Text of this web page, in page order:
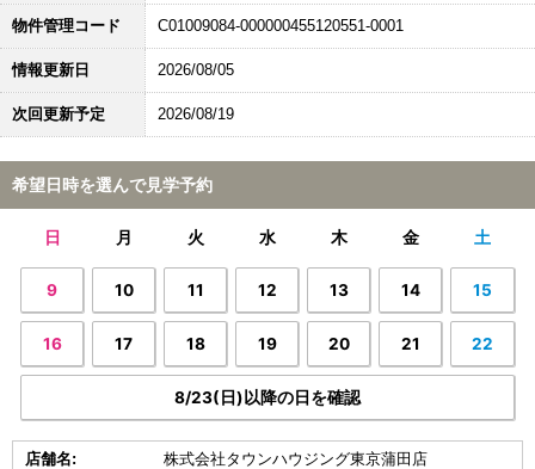
物件管理コード C01009084-000000455120551-0001
情報更新日 2026/08/05
次回更新予定 2026/08/19
希望日時を選んで見学予約
日 月 火 水 木 金 土
9 10 11 12 13 14 15
16 17 18 19 20 21 22
8/23(日)以降の日を確認
店舗名: 株式会社タウンハウジング東京蒲田店